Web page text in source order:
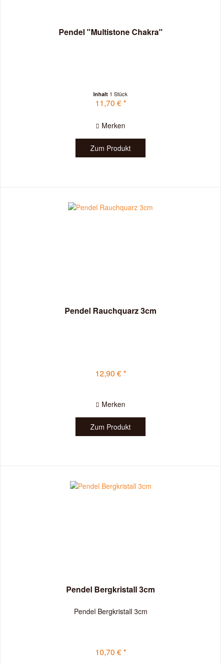
Pendel "Multistone Chakra"
Inhalt 1 Stück
11,70 € *
Merken
Zum Produkt
Pendel Rauchquarz 3cm
12,90 € *
Merken
Zum Produkt
Pendel Bergkristall 3cm
Pendel Bergkristall 3cm
10,70 € *